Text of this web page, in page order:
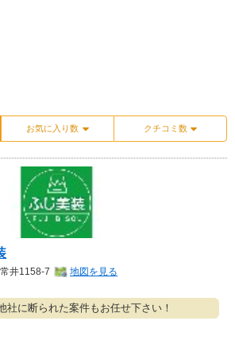
お気に入り数 クチコミ数
井1158-7 地図を見る
社に断られた案件もお任せ下さい！